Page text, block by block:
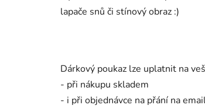
lapače snů či stínový obraz :)
Dárkový poukaz lze uplatnit na
- při nákupu skladem
- i při objednávce na přání na